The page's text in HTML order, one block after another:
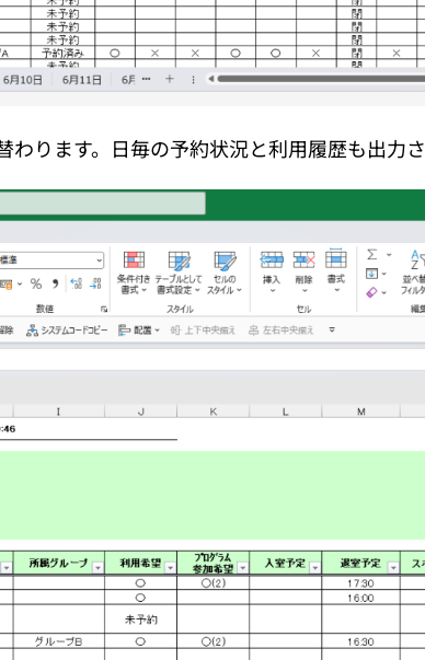
ります。日毎の予約状況と利用履歴も出力